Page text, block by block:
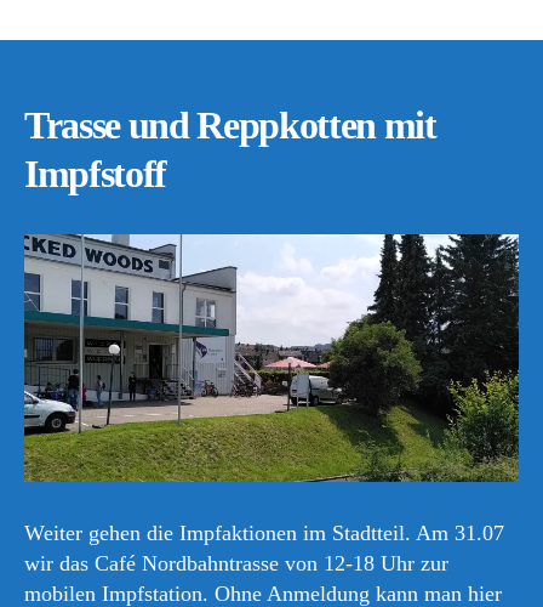
Trasse und Reppkotten mit
Impfstoff
Weiter gehen die Impfaktionen im Stadtteil. Am 31.07
wir das Café Nordbahntrasse von 12-18 Uhr zur
mobilen Impfstation. Ohne Anmeldung kann man hier